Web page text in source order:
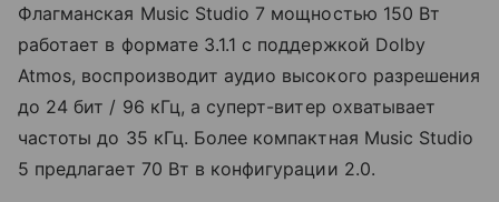
Флагманская Music Studio 7 мощностью 150 Вт
работает в формате 3.1.1 с поддержкой Dolby
Atmos, воспроизводит аудио высокого разрешения
до 24 бит / 96 кГц, а суперт-витер охватывает
частоты до 35 кГц. Более компактная Music Studio
5 предлагает 70 Вт в конфигурации 2.0.